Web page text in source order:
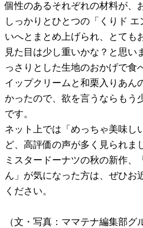
個性のあるそれぞれの材料が、
しっかりとひとつの「くりド
いへとまとめ上げられ、とても
見た目は少し重いかな？と思い
っさりとした生地のおかげで食
イップクリームと和栗入りあん
かったので、欲を言うならも
です。
ネット上では「めっちゃ美味し
ど、高評価の声が多く見られま
ミスタードーナツの秋の新作、
ん」が気になった方は、ぜひお
ください。
（文・写真：ママテナ編集部グ